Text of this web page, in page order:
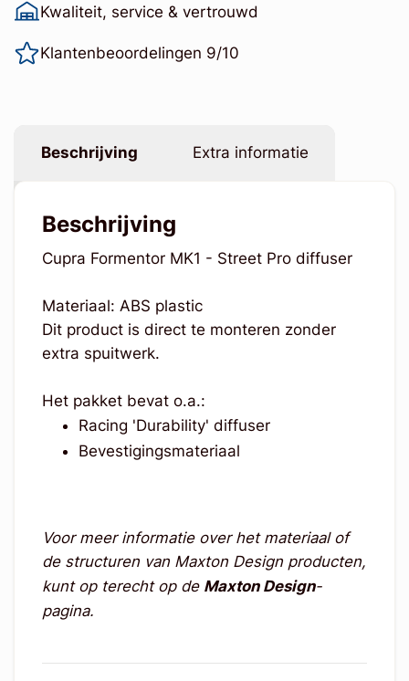
Kwaliteit, service & vertrouwd
Klantenbeoordelingen 9/10
Beschrijving Extra informatie
Beschrijving
Cupra Formentor MK1 - Street Pro diffuser
Materiaal: ABS plastic
Dit product is direct te monteren zonder
extra spuitwerk.
Het pakket bevat o.a.:
Racing 'Durability' diffuser
Bevestigingsmateriaal
Voor meer informatie over het materiaal of
de structuren van Maxton Design producten,
kunt op terecht op de Maxton Design-
pagina.